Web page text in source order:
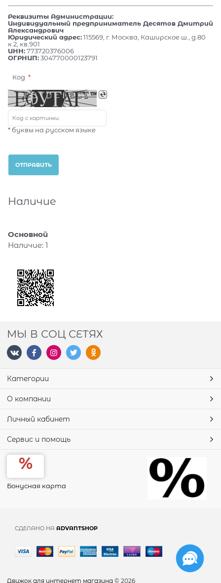
Реквизиты Администрации:
Индивидуальный предприниматель Десятов Дмитрий
Александрович
Юридический адрес:115569, г. Москва, Каширское ш., д.80
к.2, кв.901
ИНН:773720376006
ОГРНИП:304770000123791
Код
* буквы на русском языке
Наличие
Основной
Наличие: 1
МЫ В СОЦ СЕТЯХ
Категории
О компании
Личный кабинет
Сервис и помощь
Бонусная карта
СДЕЛАНО НА ADVANTSHOP
Движок для интернет магазина © 2026